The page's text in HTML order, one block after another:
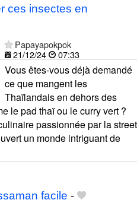
ces insectes en
Papayapokpok
21/12/24
07:33
Vous êtes-vous déjà demandé
ce que mangent les
Thaïlandais en dehors des
le pad thaï ou le curry vert ?
passionnée par la street
un monde intriguant de
facile -